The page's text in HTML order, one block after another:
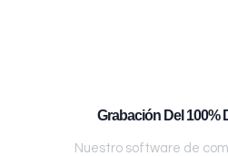
Grabación Del 100%
Nuestro software de